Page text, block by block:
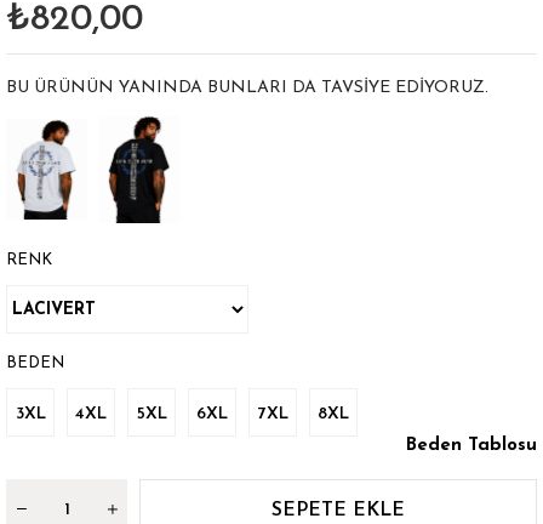
₺820,00
BU ÜRÜNÜN YANINDA BUNLARI DA TAVSIYE EDIYORUZ.
RENK
BEDEN
3XL 4XL 5XL 6XL 7XL
8XL
Beden Tablosu